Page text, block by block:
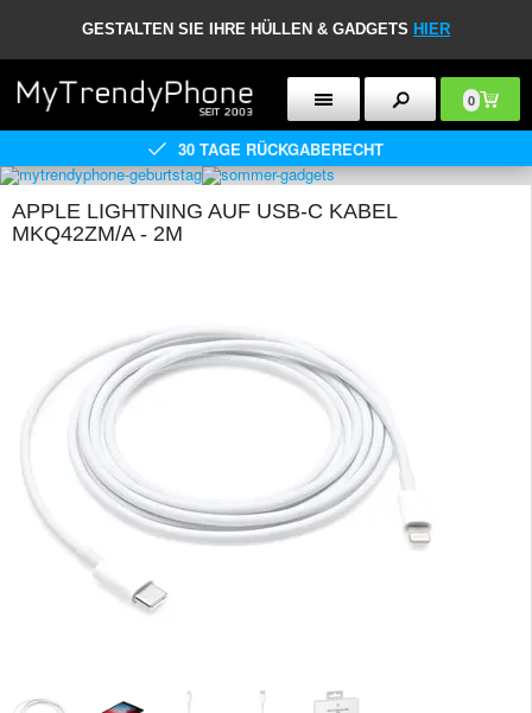
GESTALTEN SIE IHRE HÜLLEN & GADGETS HIER
0
30 TAGE RÜCKGABERECHT
APPLE LIGHTNING AUF USB-C KABEL
MKQ42ZM/A - 2M